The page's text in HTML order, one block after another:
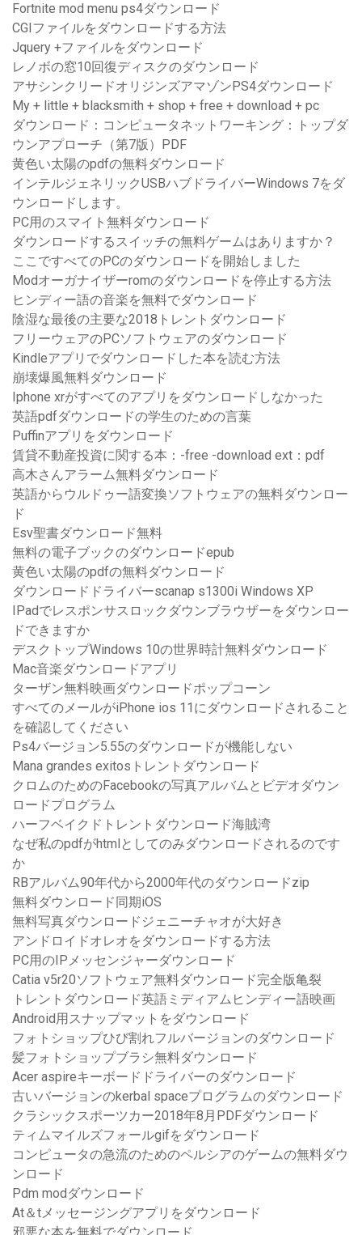
Fortnite mod menu ps4ダウンロード
CGIファイルをダウンロードする方法
Jquery +ファイルをダウンロード
レノボの窓10回復ディスクのダウンロード
アサシンクリードオリジンズアマゾンPS4ダウンロード
My + little + blacksmith + shop + free + download + pc
ダウンロード：コンピュータネットワーキング：トップダ
ウンアプローチ（第7版）PDF
黄色い太陽のpdfの無料ダウンロード
インテルジェネリックUSBハブドライバーWindows 7をダ
ウンロードします。
PC用のスマイト無料ダウンロード
ダウンロードするスイッチの無料ゲームはありますか？
ここですべてのPCのダウンロードを開始しました
Modオーガナイザーromのダウンロードを停止する方法
ヒンディー語の音楽を無料でダウンロード
陰湿な最後の主要な2018トレントダウンロード
フリーウェアのPCソフトウェアのダウンロード
Kindleアプリでダウンロードした本を読む方法
崩壊爆風無料ダウンロード
Iphone xrがすべてのアプリをダウンロードしなかった
英語pdfダウンロードの学生のための言葉
Puffinアプリをダウンロード
賃貸不動産投資に関する本：-free -download ext：pdf
高木さんアラーム無料ダウンロード
英語からウルドゥー語変換ソフトウェアの無料ダウンロー
ド
Esv聖書ダウンロード無料
無料の電子ブックのダウンロードepub
黄色い太陽のpdfの無料ダウンロード
ダウンロードドライバーscanap s1300i Windows XP
IPadでレスポンサスロックダウンブラウザーをダウンロー
ドできますか
デスクトップWindows 10の世界時計無料ダウンロード
Mac音楽ダウンロードアプリ
ターザン無料映画ダウンロードポップコーン
すべてのメールがiPhone ios 11にダウンロードされること
を確認してください
Ps4バージョン5.55のダウンロードが機能しない
Mana grandes exitosトレントダウンロード
クロムのためのFacebookの写真アルバムとビデオダウン
ロードプログラム
ハーフベイクドトレントダウンロード海賊湾
なぜ私のpdfがhtmlとしてのみダウンロードされるのです
か
RBアルバム90年代から2000年代のダウンロードzip
無料ダウンロード同期iOS
無料写真ダウンロードジェニーチャオが大好き
アンドロイドオレオをダウンロードする方法
PC用のIPメッセンジャーダウンロード
Catia v5r20ソフトウェア無料ダウンロード完全版亀裂
トレントダウンロード英語ミディアムヒンディー語映画
Android用スナップマットをダウンロード
フォトショップひび割れフルバージョンのダウンロード
髪フォトショップブラシ無料ダウンロード
Acer aspireキーボードドライバーのダウンロード
古いバージョンのkerbal spaceプログラムのダウンロード
クラシックスポーツカー2018年8月PDFダウンロード
ティムマイルズフォールgifをダウンロード
コンピュータの急流のためのペルシアのゲームの無料ダウ
ンロード
Pdm modダウンロード
At＆tメッセージングアプリをダウンロード